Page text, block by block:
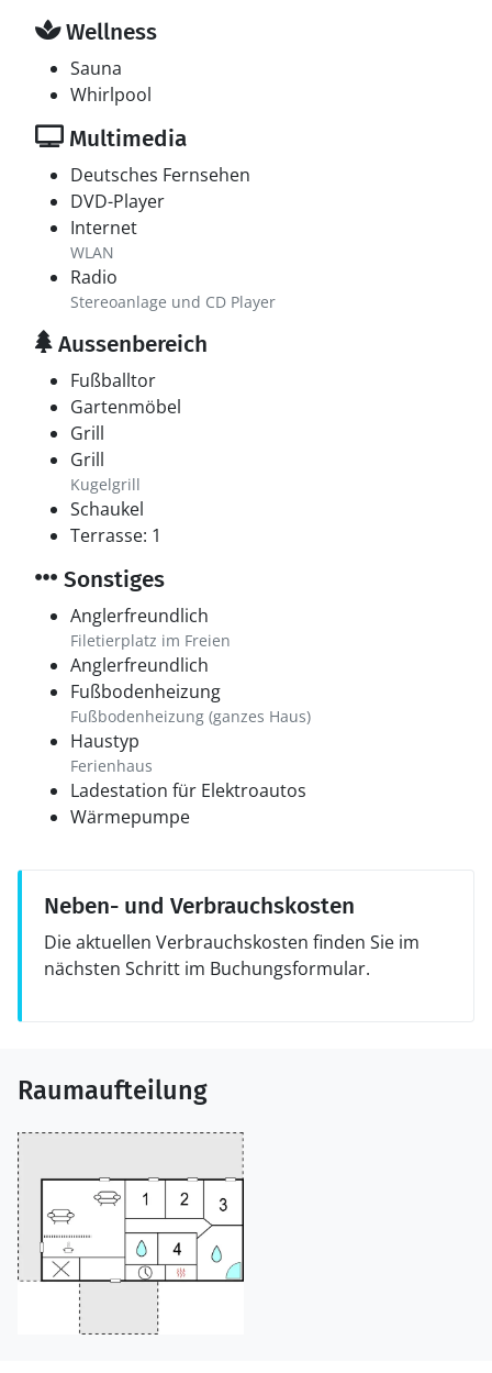
Wellness
Sauna
Whirlpool
Multimedia
Deutsches Fernsehen
DVD-Player
Internet
WLAN
Radio
Stereoanlage und CD Player
Aussenbereich
Fußballtor
Gartenmöbel
Grill
Grill
Kugelgrill
Schaukel
Terrasse: 1
Sonstiges
Anglerfreundlich
Filetierplatz im Freien
Anglerfreundlich
Fußbodenheizung
Fußbodenheizung (ganzes Haus)
Haustyp
Ferienhaus
Ladestation für Elektroautos
Wärmepumpe
Neben- und Verbrauchskosten
Die aktuellen Verbrauchskosten finden Sie im
nächsten Schritt im Buchungsformular.
Raumaufteilung